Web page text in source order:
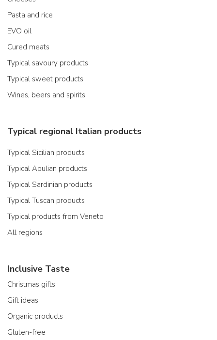
Pasta and rice
EVO oil
Cured meats
Typical savoury products
Typical sweet products
Wines, beers and spirits
Typical regional Italian products
Typical Sicilian products
Typical Apulian products
Typical Sardinian products
Typical Tuscan products
Typical products from Veneto
All regions
Inclusive Taste
Christmas gifts
Gift ideas
Organic products
Gluten-free